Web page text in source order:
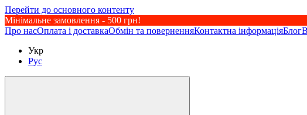
Перейти до основного контенту
Мінімальне замовлення - 500 грн!
Про насОплата і доставкаОбмін та поверненняКонтактна інформаціяБлог
Укр
Рус